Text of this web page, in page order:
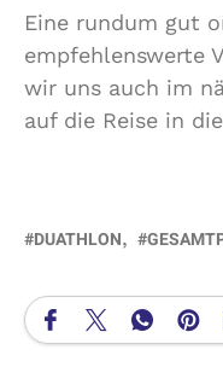
l
t
z
1
Eine rundum gut
empfehlenswerte
wir uns auch im
auf die Reise in
DUATHLON